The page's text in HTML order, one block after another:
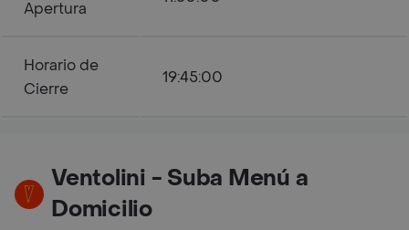
Apertura
Horario de
Cierre
19:45:00
Ventolini - Suba Menú a
Domicilio